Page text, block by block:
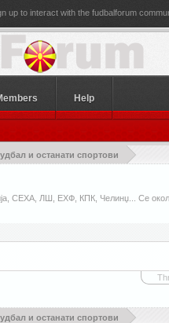
up to interact with the fudbalforum
и останати спортови
СЕХА, ЛШ, ЕХФ, КПК, Челинџ... Се
и останати спортови
Help